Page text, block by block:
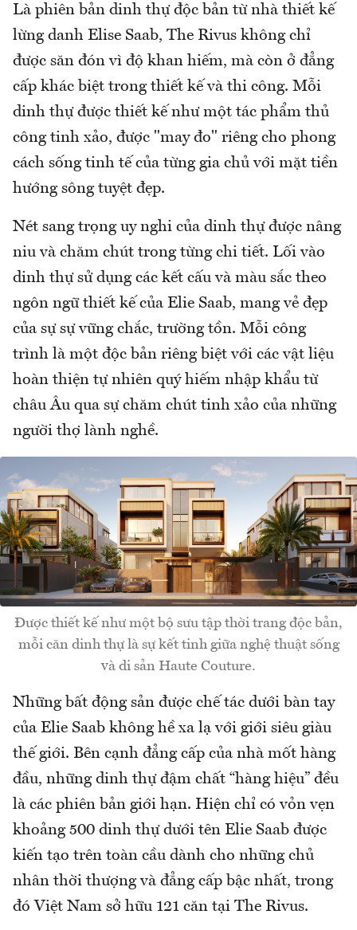
Là phiên bản dinh thự độc bản từ nhà thiết kế
lừng danh Elise Saab, The Rivus không chỉ
được săn đón vì độ khan hiếm, mà còn ở đẳng
cấp khác biệt trong thiết kế và thi công. Mỗi
dinh thự được thiết kế như một tác phẩm thủ
công tinh xảo, được "may đo" riêng cho phong
cách sống tinh tế của từng gia chủ với mặt tiền
hướng sông tuyệt đẹp.
Nét sang trọng uy nghi của dinh thự được nâng
niu và chăm chút trong từng chi tiết. Lối vào
dinh thự sử dụng các kết cấu và màu sắc theo
ngôn ngữ thiết kế của Elie Saab, mang vẻ đẹp
của sự sự vững chắc, trường tồn. Mỗi công
trình là một độc bản riêng biệt với các vật liệu
hoàn thiện tự nhiên quý hiếm nhập khẩu từ
châu Âu qua sự chăm chút tinh xảo của những
người thợ lành nghề.
Được thiết kế như một bộ sưu tập thời trang độc bản,
mỗi căn dinh thự là sự kết tinh giữa nghệ thuật sống
và di sản Haute Couture.
Những bất động sản được chế tác dưới bàn tay
của Elie Saab không hề xa lạ với giới siêu giàu
thế giới. Bên cạnh đẳng cấp của nhà mốt hàng
đầu, những dinh thự đậm chất “hàng hiệu” đều
là các phiên bản giới hạn. Hiện chỉ có vỏn vẹn
khoảng 500 dinh thự dưới tên Elie Saab được
kiến tạo trên toàn cầu dành cho những chủ
nhân thời thượng và đẳng cấp bậc nhất, trong
đó Việt Nam sở hữu 121 căn tại The Rivus.